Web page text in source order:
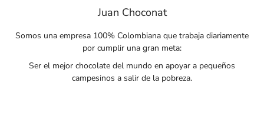
Juan Choconat
Somos una empresa 100% Colombiana que trabaja diariamente
por cumplir una gran meta:
Ser el mejor chocolate del mundo en apoyar a pequeños
campesinos a salir de la pobreza.